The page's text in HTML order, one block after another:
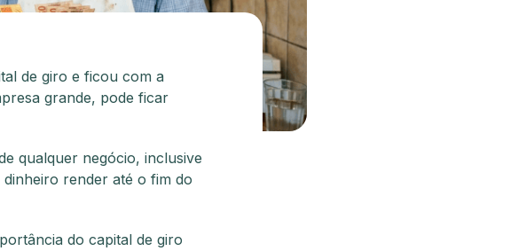
de giro e ficou com a
grande, pode ficar
qualquer negócio, inclusive
render até o fim do
do capital de giro